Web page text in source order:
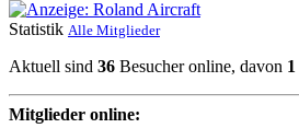
Statistik Alle Mitglieder
Aktuell sind 36 Besucher online, davon 1
Mitglieder online: